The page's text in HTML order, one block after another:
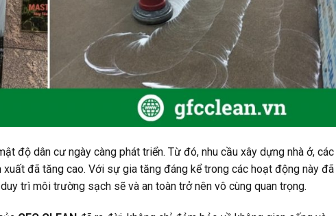
độ dân cư ngày càng phát triển. Từ đó, nhu cầu xây dựng nhà ở, các
đã tăng cao. Với sự gia tăng đáng kể trong các hoạt động này đã
trì môi trường sạch sẽ và an toàn trở nên vô cùng quan trọng.